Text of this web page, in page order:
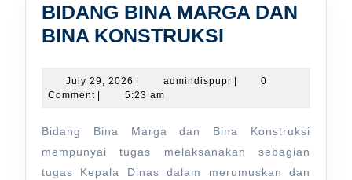
BIDANG BINA MARGA DAN
BINA KONSTRUKSI
MARGA
BINA
KONSTRUKSI
July 29, 2026 July
29,
admindispupradmindispupr
0
Comment
5:23 am
Bidang Bina Marga dan Bina Konstruksi
mempunyai tugas melaksanakan sebagian
tugas Kepala Dinas dalam merumuskan dan